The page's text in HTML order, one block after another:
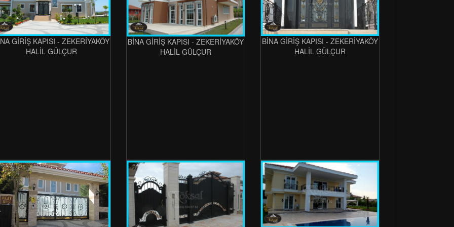
GİRİŞ KAPISI - ZEKERİYAKÖY
HALİL GÜLÇUR
BİNA GİRİŞ KAPISI - ZEKERİYAKÖY
HALİL GÜLÇUR
BİNA GİRİŞ KAPISI - ZEKERİYAKÖY
HALİL GÜLÇUR